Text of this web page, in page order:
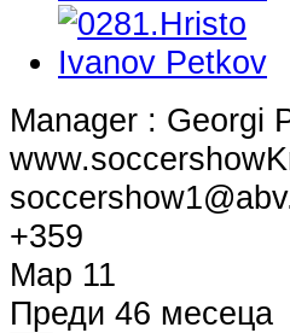
Manager : Georgi
+359
Мар 11
Преди 46 месеца